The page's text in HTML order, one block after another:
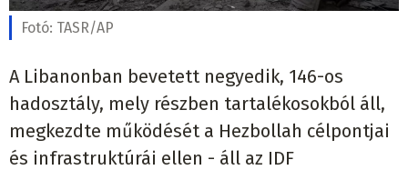
Fotó: TASR/AP
A Libanonban bevetett negyedik, 146-os
hadosztály, mely részben tartalékosokból áll,
megkezdte működését a Hezbollah célpontjai
és infrastruktúrái ellen - áll az IDF